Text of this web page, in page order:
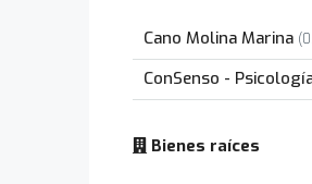
Cano Molina Marina
ConSenso -
Bienes raíces